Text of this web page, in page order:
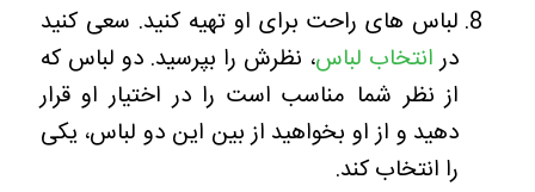
لباس های راحت برای او تهیه کنید. سعی کنید
درانتخاب لباس، نظرش را بپرسید. دو لباس که
از نظر شما مناسب است را در اختیار او قرار
دهید و از او بخواهید از بین این دو لباس، یکی
را انتخاب کند.